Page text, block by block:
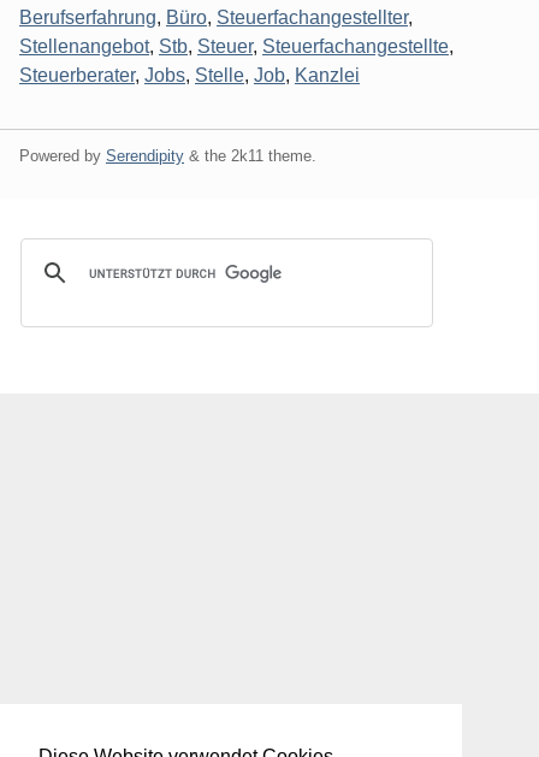
Berufserfahrung, Büro, Steuerfachangestellter,
Stellenangebot, Stb, Steuer, Steuerfachangestellte,
Steuerberater, Jobs, Stelle, Job, Kanzlei
Powered by Serendipity & the 2k11 theme.